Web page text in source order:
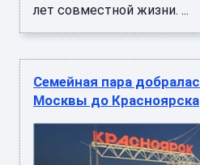
лет совместной жизни. ...
Семейная пара
Москвы до Красноярска